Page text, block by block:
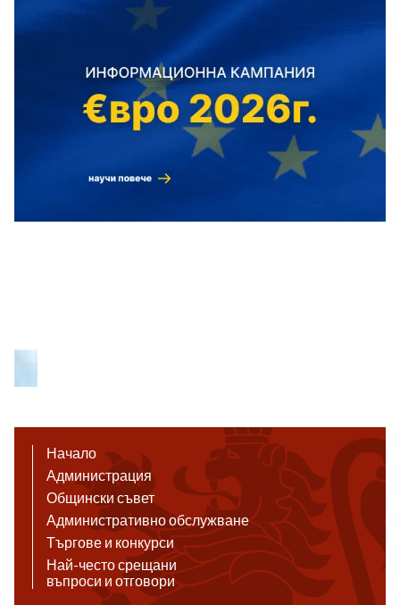
Начало
Администрация
Общински съвет
Административно обслужване
Търгове и конкурси
Най-често срещани
въпроси и отговори